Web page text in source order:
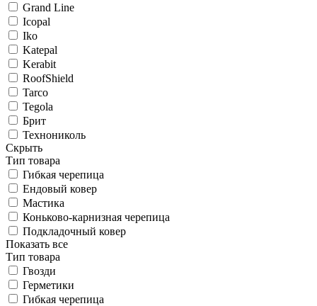
Grand Line
Icopal
Iko
Katepal
Kerabit
RoofShield
Tarco
Tegola
Брит
Технониколь
Скрыть
Тип товара
Гибкая черепица
Ендовый ковер
Мастика
Коньково-карнизная черепица
Подкладочный ковер
Показать все
Тип товара
Гвозди
Герметики
Гибкая черепица